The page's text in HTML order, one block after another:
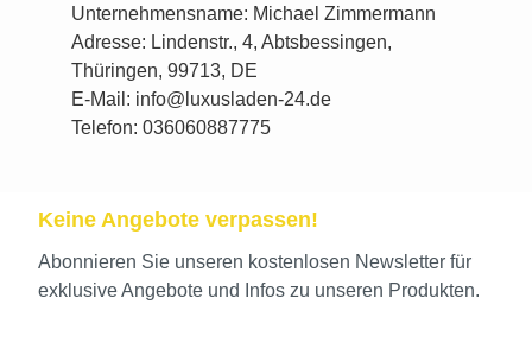
Unternehmensname: Michael Zimmermann
Adresse: Lindenstr., 4, Abtsbessingen,
Thüringen, 99713, DE
E-Mail: info@luxusladen-24.de
Telefon: 036060887775
Keine Angebote verpassen!
Abonnieren Sie unseren kostenlosen Newsletter für
exklusive Angebote und Infos zu unseren Produkten.